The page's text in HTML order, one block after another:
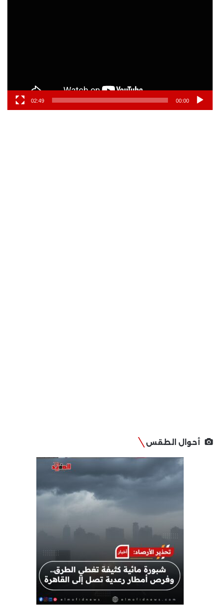
00:00
02:49
أحوال الطقس